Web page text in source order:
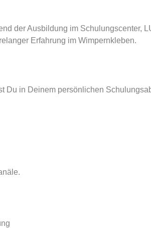
der Ausbildung im Schulungscenter,
Erfahrung im Wimpernkleben.
Du in Deinem persönlichen